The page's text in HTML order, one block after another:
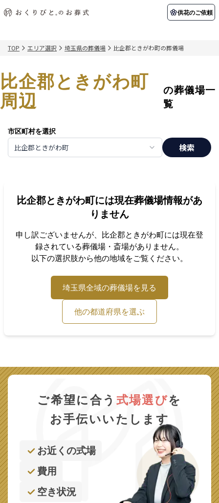
供花のご依頼
初めての方へ 納棺の儀とは？
葬儀の流れ
会社を知る
関東エリア
東京都
北海道エリア
ご葬儀事例 お客様の声
よくある質問
葬儀の知識 供花のご依頼
TOP エリア選択 埼玉県の葬儀場 比企郡ときがわ町の葬儀場
比企郡ときがわ町
周辺
の葬儀場一
覧
市区町村を選択
比企郡ときがわ町 検索
比企郡ときがわ町には現在葬儀場情報があ
りません
申し訳ございませんが、 比企郡ときがわ町には現在登
録されている葬儀場・斎場がありません。
以下の選択肢から他の地域をご覧ください。
埼玉県全域の葬儀場を見る
他の都道府県を選ぶ
ご希望に合う 式場選びを
お手伝いいたします
お近くの式場
費用
空き状況